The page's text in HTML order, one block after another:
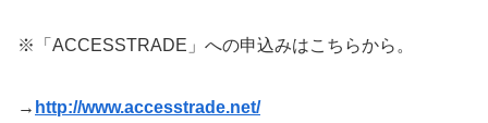
※「ACCESSTRADE」への申込みはこちらから。
→ http://www.accesstrade.net/